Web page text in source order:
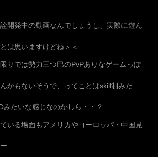
開発中の動画なんでしょうし、実際に遊ん
は思いますけどね＞＜
りでは勢力三つ巴のPvPありなゲームっぽ
かもないそうで、ってことはskill制みた
みたいな感じなのかしら・・？
いる場面もアメリカやヨーロッパ・中国見